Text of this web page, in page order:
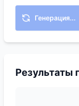
Генерация...
Результаты